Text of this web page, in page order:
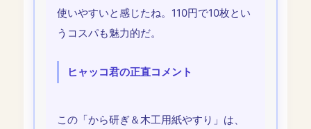
使いやすいと感じたね。110円で10枚とい
うコスパも魅力的だ。
ヒャッコ君の正直コメント
この「から研ぎ＆木工用紙やすり」は、